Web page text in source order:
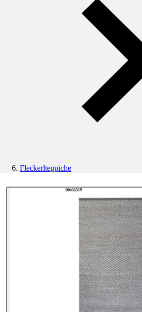
Fleckerlteppiche